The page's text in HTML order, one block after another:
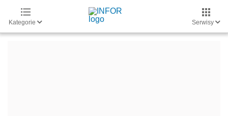
Kategorie Serwisy